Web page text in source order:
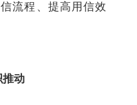
流程、提高用信效
推动